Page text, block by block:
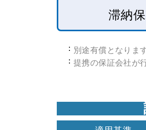
滞納
： 別途有償となります
： 提携の保証会社が